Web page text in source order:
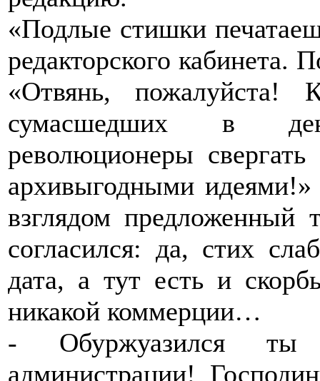
«Подлые стишки
редакторского кабинета.
«Отвянь,
сумасшедших в
революционеры
архивыгодными
взглядом предложенный
согласился: да, стих
дата, а тут есть и
никакой коммерции…
- Обуржуазился ты
администрации!